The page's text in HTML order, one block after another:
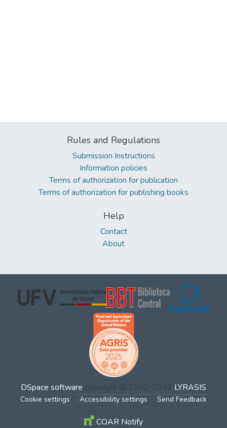
Rules and Regulations
Submission Instructions
Information policies
Terms of authorization for publication
Terms of authorization for publishing books
Help
Contact
About
DSpace software copyright © 2002-2026 LYRASIS
Cookie settings Accessibility settings Send Feedback
COAR Notify